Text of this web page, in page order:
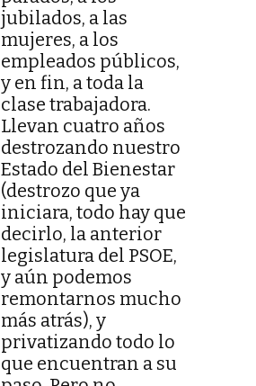
jubilados, a las
mujeres, a los
empleados públicos,
y en fin, a toda la
clase trabajadora.
Llevan cuatro años
destrozando nuestro
Estado del Bienestar
(destrozo que ya
iniciara, todo hay que
decirlo, la anterior
legislatura del PSOE,
y aún podemos
remontarnos mucho
más atrás), y
privatizando todo lo
que encuentran a su